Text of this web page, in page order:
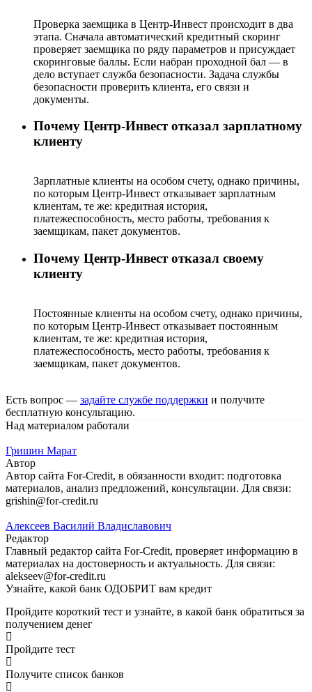
Проверка заемщика в Центр-Инвест происходит в два
этапа. Сначала автоматический кредитный скоринг
проверяет заемщика по ряду параметров и присуждает
скоринговые баллы. Если набран проходной бал — в
дело вступает служба безопасности. Задача службы
безопасности проверить клиента, его связи и
документы.
Почему Центр-Инвест отказал зарплатному
клиенту
Зарплатные клиенты на особом счету, однако причины,
по которым Центр-Инвест отказывает зарплатным
клиентам, те же: кредитная история,
платежеспособность, место работы, требования к
заемщикам, пакет документов.
Почему Центр-Инвест отказал своему
клиенту
Постоянные клиенты на особом счету, однако причины,
по которым Центр-Инвест отказывает постоянным
клиентам, те же: кредитная история,
платежеспособность, место работы, требования к
заемщикам, пакет документов.
Есть вопрос — задайте службе поддержки и получите
бесплатную консультацию.
Над материалом работали
Гришин Марат
Автор
Автор сайта For-Credit, в обязанности входит: подготовка
материалов, анализ предложений, консультации. Для связи:
grishin@for-credit.ru
Алексеев Василий Владиславович
Редактор
Главный редактор сайта For-Credit, проверяет информацию в
материалах на достоверность и актуальность. Для связи:
alekseev@for-credit.ru
Узнайте, какой банк ОДОБРИТ вам кредит
Пройдите короткий тест и узнайте, в какой банк обратиться за
получением денег
Пройдите тест
Получите список банков